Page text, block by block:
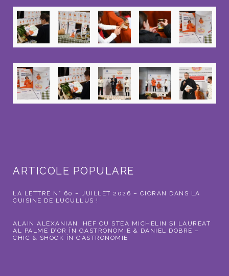
ARTICOLE POPULARE
LA LETTRE N° 60 – JUILLET 2026 – CIORAN DANS LA
CUISINE DE LUCULLUS !
ALAIN ALEXANIAN, HEF CU STEA MICHELIN ȘI LAUREAT
AL PALME D’OR ÎN GASTRONOMIE & DANIEL DOBRE –
CHIC & SHOCK ÎN GASTRONOMIE